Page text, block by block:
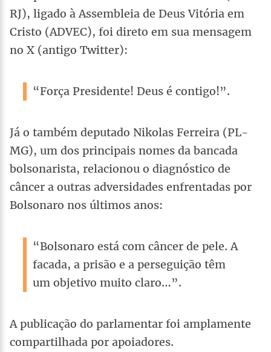
RJ), ligado à Assembleia de Deus Vitória em
Cristo (ADVEC), foi direto em sua mensagem
no X (antigo Twitter):
“Força Presidente! Deus é contigo!”.
Já o também deputado Nikolas Ferreira (PL-
MG), um dos principais nomes da bancada
bolsonarista, relacionou o diagnóstico de
câncer a outras adversidades enfrentadas por
Bolsonaro nos últimos anos:
“Bolsonaro está com câncer de pele. A
facada, a prisão e a perseguição têm
um objetivo muito claro…”.
A publicação do parlamentar foi amplamente
compartilhada por apoiadores.